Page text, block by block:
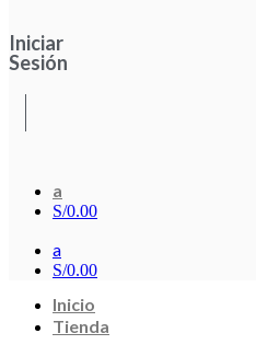
Iniciar
Sesión
a
S/0.00
a
S/0.00
Inicio
Tienda